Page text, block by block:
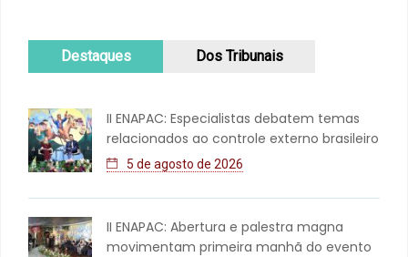
Destaques Dos Tribunais
II ENAPAC: Especialistas debatem temas
relacionados ao controle externo brasileiro
5 de agosto de 2026
II ENAPAC: Abertura e palestra magna
movimentam primeira manhã do evento